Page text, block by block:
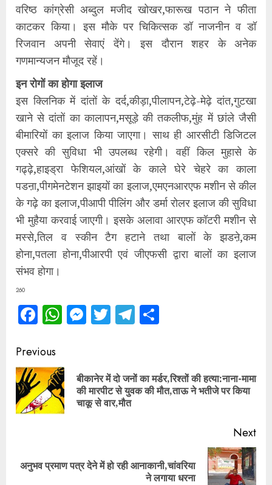
वरिष्ठ कांग्रेसी अब्दुल मजीद खोखर,फारूख पठान ने फीता
काटकर किया। इस मौके पर चिकित्सक डॉ नाजनीन व डॉ
रिजवान अपनी सेवाएं देंगे। इस दौरान शहर के अनेक
गणमान्यजन मौजूद रहें।
इन रोगों का होगा इलाज
इस क्लिनिक में दांतों के दर्द,कीड़ा,पीलापन,टेढ़े-मेढ़े दांत,गुटखा
खाने से दांतों का कालापन,मसूड़े की तकलीफ,मुंह में छांले जैसी
बीमारियों का इलाज किया जाएगा। साथ ही आरसीटी डिजिटल
एक्सरे की सुविधा भी उपलब्ध रहेगी। वहीं किल मुहासे के
गढ्ढ़े,हाइड्रा फेशियल,आंखों के काले घेरे चेहरे का काला
पडऩा,पीगमेनटेशन झाइयों का इलाज,एमएनआरएफ मशीन से कील
के गढ़े का इलाज,पीआपी पीलिंग और डर्मा रोलर इलाज की सुविधा
भी मुहैया करवाई जाएगी। इसके अलावा आरएफ कॉटरी मशीन से
मस्से,तिल व स्कीन टैग हटाने तथा बालों के झडऩे,कम
होना,पतला होना,पीआरपी एवं जीएफसी द्वारा बालों का इलाज
संभव होगा।
260
Facebook
WhatsApp
Messenger
TwitterTelegram
Continue
Reading
Previous
बीकानेर में दो जनों का मर्डर,रिश्तों की हत्या:नाना-मामा
की मारपीट से युवक की मौत,ताऊ ने भतीजे पर किया
चाकू से वार,मौत
Next
Next
अनुभव प्रमाण पत्र देने में हो रही आनाकानी,चांवरिया
ने लगाया धरना